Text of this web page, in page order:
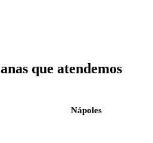
que atendemos
Nápoles